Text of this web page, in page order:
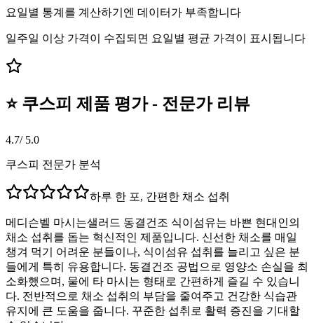
요일별 통계를 계산하기엔 데이터가 부족합니다
일주일 이상 가격이 수집되면 요일별 평균 가격이 표시됩니다
⭐ 쿠스피 제품 평가 - 전문가 리뷰
4.7/ 5.0
쿠스피 전문가 분석
하루 한 포, 간편한 채소 섭취
메디슨벨 마시는샐러드 동결건조 식이섬유는 바쁜 현대인의
채소 섭취를 돕는 혁신적인 제품입니다. 신선한 채소를 매일
챙겨 먹기 어려운 분들이나, 식이섬유 섭취를 늘리고 싶은 분
들에게 특히 유용합니다. 동결건조 공법으로 영양소 손실을 최
소화했으며, 물에 타 마시는 형태로 간편하게 즐길 수 있습니
다. 전반적으로 채소 섭취의 부담을 줄여주고 건강한 식습관
유지에 큰 도움을 줍니다. 꾸준한 섭취로 활력 증진을 기대할